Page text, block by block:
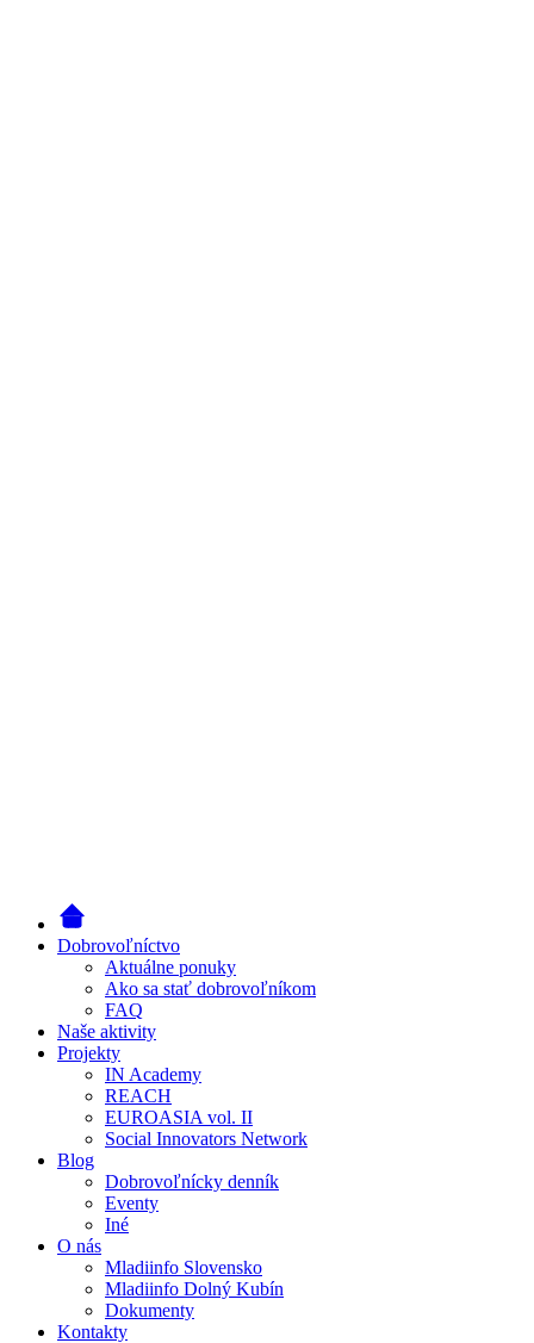
Dobrovoľníctvo
Aktuálne ponuky
Ako sa stať dobrovoľníkom
FAQ
Naše aktivity
Projekty
IN Academy
REACH
EUROASIA vol. II
Social Innovators Network
Blog
Dobrovoľnícky denník
Eventy
Iné
O nás
Mladiinfo Slovensko
Mladiinfo Dolný Kubín
Dokumenty
Kontakty